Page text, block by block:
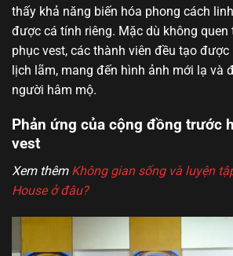
thấy khả năng biến hóa phong cách
được cá tính riêng. Mặc dù không quen
phục vest, các thành viên đều tạo
lịch lãm, mang đến hình ảnh mới lạ và
người hâm mộ.
Phản ứng của cộng đồng trước
vest
Xem thêm Không gian sống và luyện
House ở đâu?